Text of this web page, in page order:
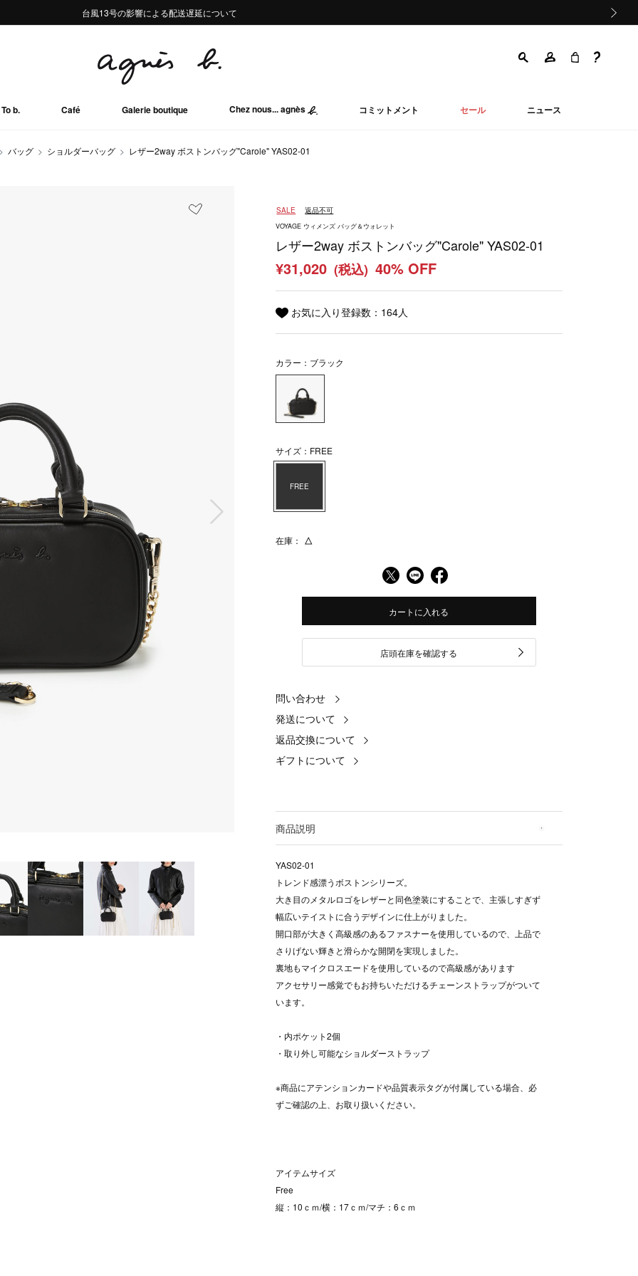
熊本地域地震の影響による配送遅延について
Summer Sale 2buy10%OFF!!
台風13号の影響による配送遅延について
熊本地域地震の影響による配送遅延について
Summer Sale 2buy10%OFF!!
To b. Café Galerie boutique Chez nous... agnès コミットメント セール ニュース
バッグ ショルダーバッグ レザー2way ボストンバッグ"Carole" YAS02-01
SALE 返品不可
VOYAGE ウィメンズ バッグ＆ウォレット
レザー2way ボストンバッグ"Carole" YAS02-01
¥31,020 (税込) 40% OFF
お気に入り登録数： 164人
カラー：ブラック
サイズ：FREE
FREE
在庫： △
カートに入れる
店頭在庫を確認する
問い合わせ
発送について
返品交換について
ギフトについて
商品説明
YAS02-01
トレンド感漂うボストンシリーズ。
大き目のメタルロゴをレザーと同色塗装にすることで、主張しすぎず
幅広いテイストに合うデザインに仕上がりました。
開口部が大きく高級感のあるファスナーを使用しているので、上品で
さりげない輝きと滑らかな開閉を実現しました。
裏地もマイクロスエードを使用しているので高級感があります
アクセサリー感覚でもお持ちいただけるチェーンストラップがついて
います。
・内ポケット2個
・取り外し可能なショルダーストラップ
※商品にアテンションカードや品質表示タグが付属している場合、必
ずご確認の上、お取り扱いください。
アイテムサイズ
Free
縦：10ｃｍ/横：17ｃｍ/マチ：6ｃｍ